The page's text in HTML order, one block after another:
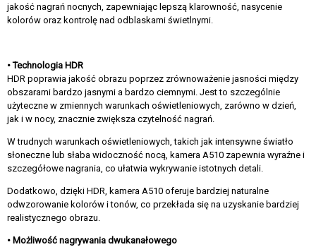
jakość nagrań nocnych, zapewniając lepszą klarowność, nasycenie
kolorów oraz kontrolę nad odblaskami świetlnymi.
• Technologia HDR
HDR poprawia jakość obrazu poprzez zrównoważenie jasności między
obszarami bardzo jasnymi a bardzo ciemnymi. Jest to szczególnie
użyteczne w zmiennych warunkach oświetleniowych, zarówno w dzień,
jak i w nocy, znacznie zwiększa czytelność nagrań.
W trudnych warunkach oświetleniowych, takich jak intensywne światło
słoneczne lub słaba widoczność nocą, kamera A510 zapewnia wyraźne i
szczegółowe nagrania, co ułatwia wykrywanie istotnych detali.
Dodatkowo, dzięki HDR, kamera A510 oferuje bardziej naturalne
odwzorowanie kolorów i tonów, co przekłada się na uzyskanie bardziej
realistycznego obrazu.
• Możliwość nagrywania dwukanałowego